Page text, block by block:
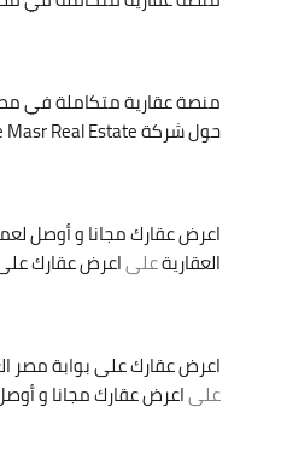
منصة عقارية متكاملة في
حول شركة Gate Masr Real Estate
اعرض عقارك مجانا و أوصل
العقاريةعلىاعرض عقارك
اعرض عقارك على بوابة مصر
علىاعرض عقارك مجانا و